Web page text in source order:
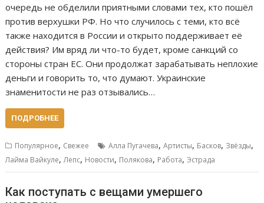
очередь не обделили приятными словами тех, кто пошёл
против верхушки РФ. Но что случилось с теми, кто всё
также находится в России и открыто поддерживает её
действия? Им вряд ли что-то будет, кроме санкций со
стороны стран ЕС. Они продолжат зарабатывать неплохие
деньги и говорить то, что думают. Украинские
знаменитости не раз отзывались…
ПОДРОБНЕЕ
Популярное, Свежее Алла Пугачева,Артисты, Басков, Звёзды,
Лайма Вайкуле, Лепс, Новости, Полякова, Работа,Эстрада
Как поступать с вещами умершего